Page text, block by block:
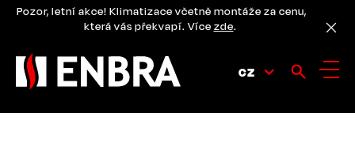
PřejítPozor, letní akce! Klimatizace včetně montáže za cenu,
která vás překvapí. Více zde.
CZ